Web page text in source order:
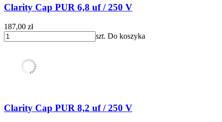
Clarity Cap PUR 6,8 uf / 250 V
187,00 zł
szt. Do koszyka
Clarity Cap PUR 8,2 uf / 250 V